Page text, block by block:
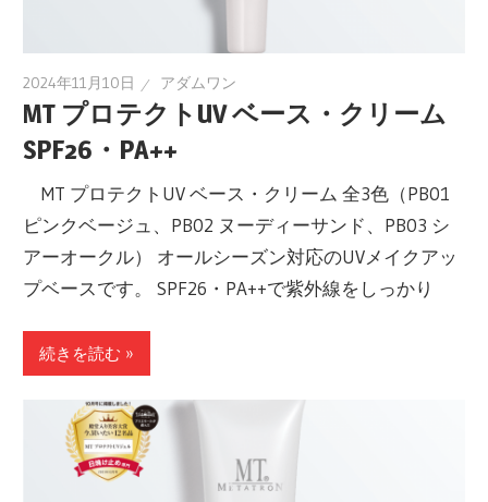
2024年11月10日 アダムワン
MT プロテクトUV ベース・クリーム
SPF26・PA++
MT プロテクトUV ベース・クリーム 全3色（PB01
ピンクベージュ、PB02 ヌーディーサンド、PB03 シ
アーオークル） オールシーズン対応のUVメイクアッ
プベースです。 SPF26・PA++で紫外線をしっかり
続きを読む »